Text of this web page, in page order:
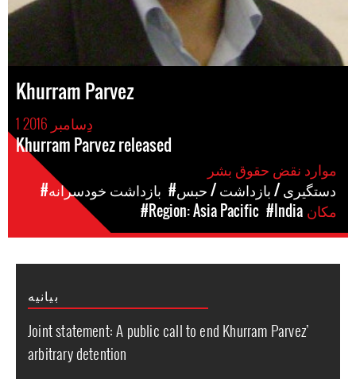
Khurram Parvez
1 دِسامبر 2016
Khurram Parvez released
#بازداشت خودسرانه
#دستگیری / بازداشت / حبس
#Region: Asia Pacific #India
بیانیه
Joint statement: A public call to end Khurram Parvez’
arbitrary detention